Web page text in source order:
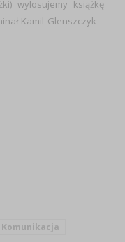
wylosujemy książkę
Kamil Glenszczyk –
Komunikacja